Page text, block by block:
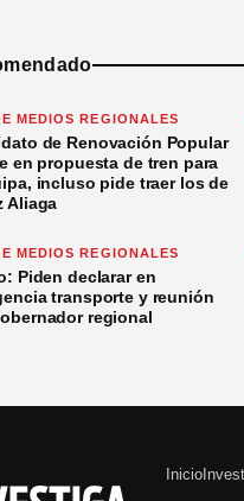
MEDIOS REGIONALES
de Renovación Popular
en propuesta de tren para
incluso pide traer los de
Aliaga
MEDIOS REGIONALES
Piden declarar en
transporte y reunión
regional
Inicio